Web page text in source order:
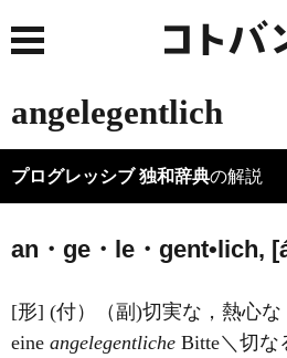
angelegentlich
プログレッシブ 独和辞典の解説
an・ge・le・gent•lich,
[形] (付）（副)切実な，熱心な
eine angelegentliche Bitte＼切な